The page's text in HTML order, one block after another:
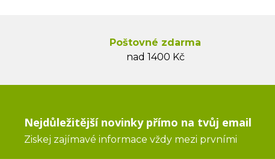
Poštovné zdarma
nad 1400 Kč
Nejdůležitější novinky přímo na tvůj email
Ziskej zajímavé informace vždy mezi prvními